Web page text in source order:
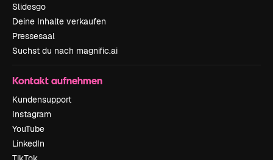
Slidesgo
Deine Inhalte verkaufen
Pressesaal
Suchst du nach magnific.ai
Kontakt aufnehmen
Kundensupport
Instagram
YouTube
LinkedIn